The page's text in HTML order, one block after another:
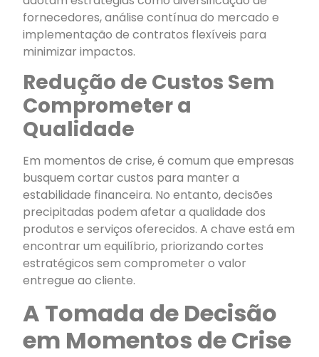
fornecedores, análise contínua do mercado e
implementação de contratos flexíveis para
minimizar impactos.
Redução de Custos Sem
Comprometer a
Qualidade
Em momentos de crise, é comum que empresas
busquem cortar custos para manter a
estabilidade financeira. No entanto, decisões
precipitadas podem afetar a qualidade dos
produtos e serviços oferecidos. A chave está em
encontrar um equilíbrio, priorizando cortes
estratégicos sem comprometer o valor
entregue ao cliente.
A Tomada de Decisão
em Momentos de Crise